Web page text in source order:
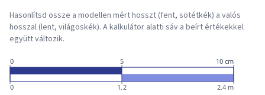
Hasonlítsd össze a modellen mért hosszt (fent, sötétkék) a valós
hosszal (lent, világoskék). A kalkulátor alatti sáv a beírt értékekkel
együtt változik.
0
0
5
1.2
10 cm
2.4 m